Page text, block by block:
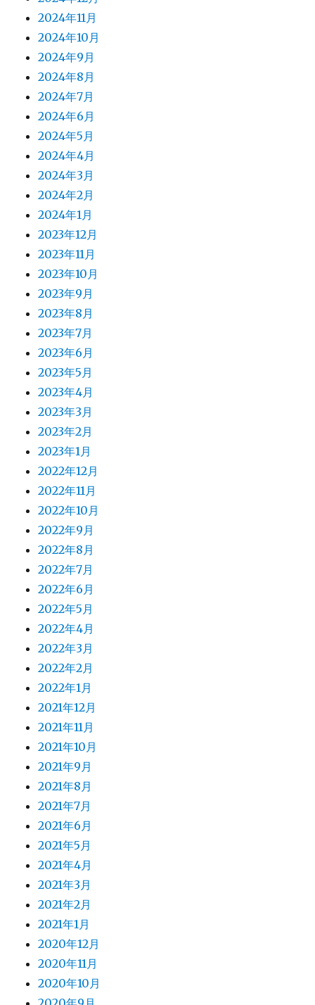
2024年11月
2024年10月
2024年9月
2024年8月
2024年7月
2024年6月
2024年5月
2024年4月
2024年3月
2024年2月
2024年1月
2023年12月
2023年11月
2023年10月
2023年9月
2023年8月
2023年7月
2023年6月
2023年5月
2023年4月
2023年3月
2023年2月
2023年1月
2022年12月
2022年11月
2022年10月
2022年9月
2022年8月
2022年7月
2022年6月
2022年5月
2022年4月
2022年3月
2022年2月
2022年1月
2021年12月
2021年11月
2021年10月
2021年9月
2021年8月
2021年7月
2021年6月
2021年5月
2021年4月
2021年3月
2021年2月
2021年1月
2020年12月
2020年11月
2020年10月